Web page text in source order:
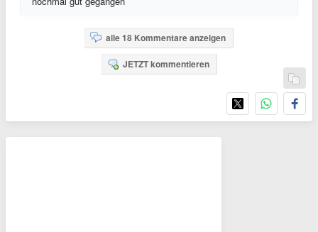
alle 18 Kommentare anzeigen
JETZT kommentieren